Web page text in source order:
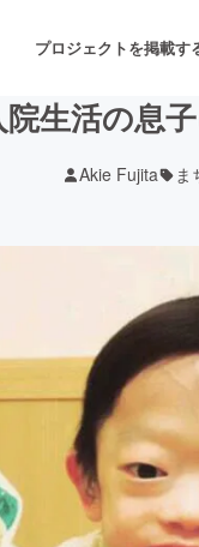
プロジェクトを掲載す
ゲーム・サービス開発
書籍・雑誌出版
チャレンジ
生活の息
Akie Fujita ま